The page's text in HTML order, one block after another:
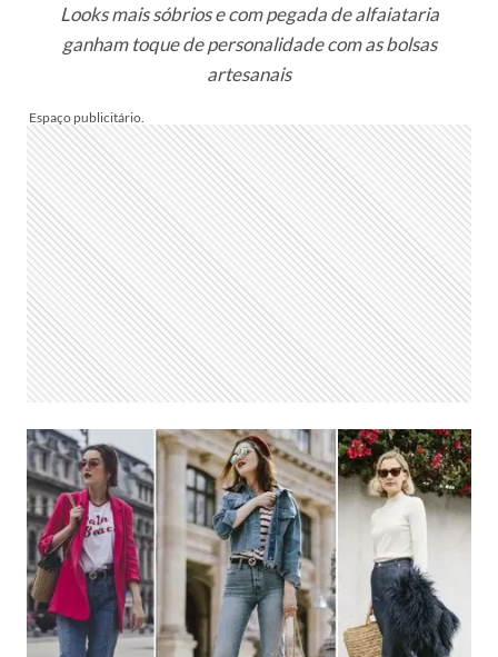
Looks mais sóbrios e com pegada de alfaiataria
ganham toque de personalidade com as bolsas
artesanais